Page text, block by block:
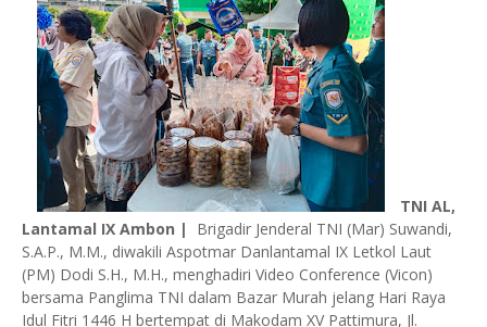
TNI AL,
Lantamal IX Ambon |
Brigadir Jenderal TNI (Mar) Suwandi,
S.A.P., M.M., diwakili Aspotmar Danlantamal IX Letkol Laut
(PM) Dodi S.H., M.H., menghadiri Video Conference (Vicon)
bersama Panglima TNI dalam Bazar Murah jelang Hari Raya
Idul Fitri 1446 H bertempat di Makodam XV Pattimura, Jl.